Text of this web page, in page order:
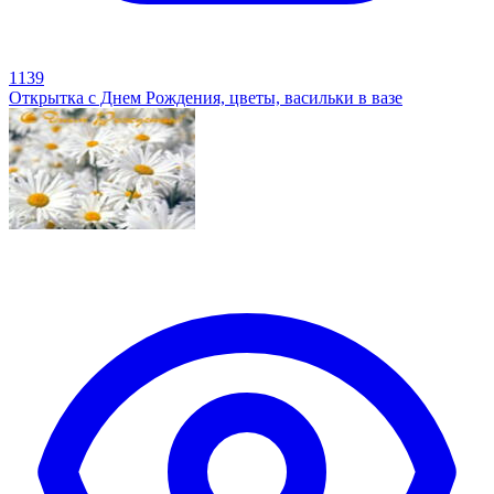
1139
Открытка с Днем Рождения, цветы, васильки в вазе